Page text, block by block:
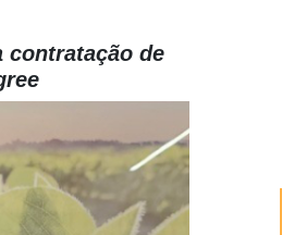
contratação de